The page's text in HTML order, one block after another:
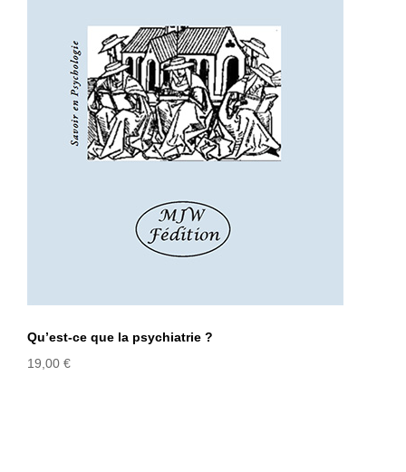
Qu’est-ce que la psychiatrie ?
Qu’est-ce que la psychiatrie ?
19,00 €